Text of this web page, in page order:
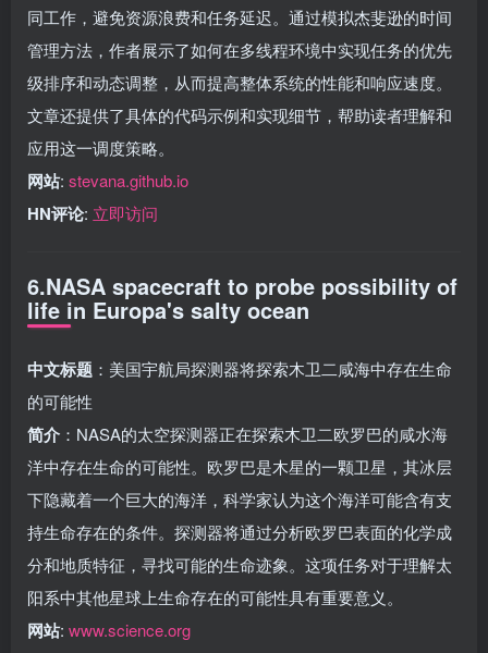
同工作，避免资源浪费和任务延迟。通过模拟杰斐逊的时间
管理方法，作者展示了如何在多线程环境中实现任务的优先
级排序和动态调整，从而提高整体系统的性能和响应速度。
文章还提供了具体的代码示例和实现细节，帮助读者理解和
应用这一调度策略。
网站: stevana.github.io
HN评论: 立即访问
6.NASA spacecraft to probe possibility of
life in Europa's salty ocean
中文标题 ：美国宇航局探测器将探索木卫二咸海中存在生命
的可能性
简介 ：NASA的太空探测器正在探索木卫二欧罗巴的咸水海
洋中存在生命的可能性。欧罗巴是木星的一颗卫星，其冰层
下隐藏着一个巨大的海洋，科学家认为这个海洋可能含有支
持生命存在的条件。探测器将通过分析欧罗巴表面的化学成
分和地质特征，寻找可能的生命迹象。这项任务对于理解太
阳系中其他星球上生命存在的可能性具有重要意义。
网站: www.science.org